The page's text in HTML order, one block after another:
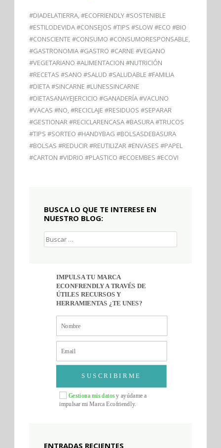
#DIADELATIERRA,#ECOFRIENDLY #SOSTENIBLE
#ESTILODEVIDA #CONSEJOS #TIPS #SLOW #ECO #BIO
#CONSCIENTE #CONSUMO #CONSUMORESPONSABLE,
#GASTRONOMIA #GASTRO #CARNE #VEGANO
#VEGETARIANO #ALIMENTACION #NUTRICIÓN
#RECETAS #SANO #SALUD #SALUDABLE #FAMILIA
#DIETA #SINCARNE #LUNESSINCARNE
#DIETASANAYEJERCICIO #GANADERÍA #VACUNO
#VACAS #NO,#RECICLAJE #RESIDUOS #SEPARAR
#GESTIONAR #RECICLARENCASA #BASURA #TRUCOS
#TIPS #SORTEO #HANDYBAG #BOLSASDEBASURA
#BOLSAS #REDUCIR #REUTILIZAR #ENVASES #PAPEL
#CARTON #VIDRIO #PLASTICO #ECOEMBES #ECOVI
BUSCA LO QUE TE INTERESE EN
NUESTRO BLOG:
Buscar:
IMPULSA TU MARCA
ECONFRENDLY A TRAVÉS DE
ÚTILES RECURSOS Y
HERRAMIENTAS ¿TE UNES?
Gestiona mis datosy ayúdame a
impulsar mi Marca Ecofriendly.
SUSCRIBIRME
ENTRADAS RECIENTES